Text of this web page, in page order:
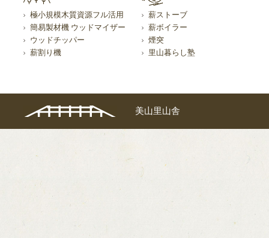
極小規模木質資源フル活用
簡易製材機 ウッドマイザー
ウッドチッパー
薪割り機
薪ストーブ
薪ボイラー
煙突
里山暮らし塾
美山里山舎